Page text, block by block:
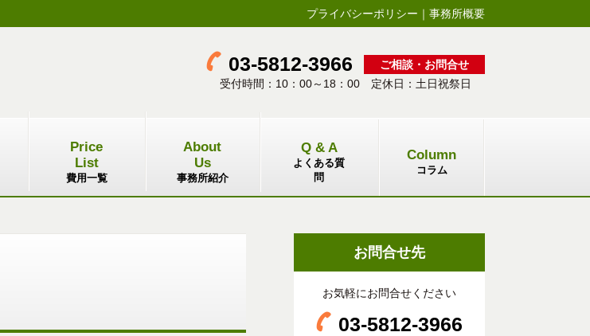
プライバシーポリシー ｜ 事務所概要
03-5812-3966
ご相談・お問合せ
受付時間：10：00～18：00 定休日：土日祝祭日
Price
List
費用一覧
About
Us
事務所紹介
Q & A
よくある質
問
Column
コラム
お問合せ先
お気軽にお問合せください
03-5812-3966